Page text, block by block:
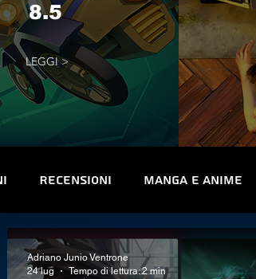
8.5
LEGGI >
Recensioni Manga e Anime
Curiosità Trofei e obiettivi
Adriano Junio Ventrone
24 lug
Tempo di lettura: 2 min